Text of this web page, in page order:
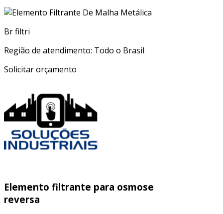
Br filtri
Região de atendimento: Todo o Brasil
Solicitar orçamento
Elemento filtrante para osmose
reversa